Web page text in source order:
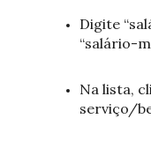
Digite
“salário-
Na lista,
serviço/